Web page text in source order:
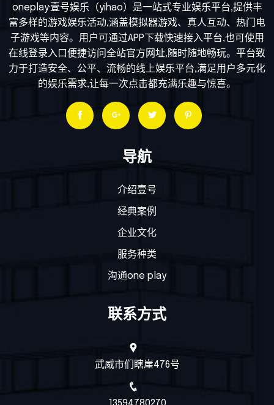
oneplay·壹号娱乐（yihao）是一站式专业娱乐平台,提供丰
富多样的游戏娱乐活动,涵盖模拟器游戏、真人互动、热门电
子游戏等内容。用户可通过APP下载快速接入平台,也可使用
在线登录入口便捷访问全站官方网址,随时随地畅玩。平台致
力于打造安全、公平、流畅的线上娱乐平台,满足用户多元化
的娱乐需求,让每一次点击都充满乐趣与惊喜。
导航
介绍壹号
经典案例
企业文化
服务种类
沟通one play
联系方式
武威市们瞎崖476号